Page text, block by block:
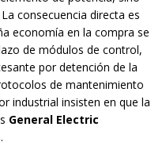
consecuencia directa es
economía en la compra se
de módulos de control,
por detención de la
de mantenimiento
industrial insisten en que la
General Electric